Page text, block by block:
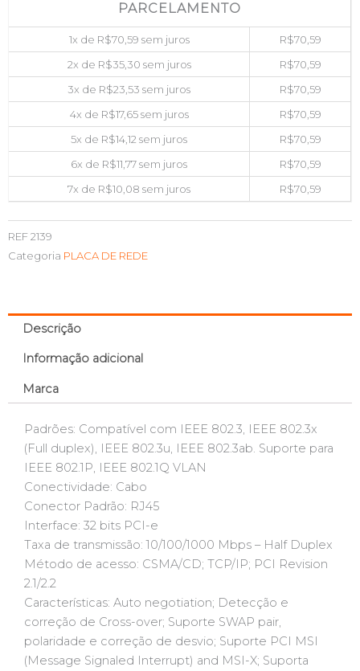
DP-
quantidade
PARCELAMENTO
1x de R$70,59 sem juros R$70,59
2x de R$35,30 sem juros R$70,59
3x de R$23,53 sem juros R$70,59
4x de R$17,65sem juros R$70,59
5x de R$14,12sem juros R$70,59
6x de R$11,77sem juros R$70,59
7x de R$10,08 sem juros R$70,59
REF2139
Categoria PLACA DE REDE
Descrição
Informação adicional
Marca
Padrões: Compatível com IEEE 802.3, IEEE 802.3x
(Full duplex), IEEE 802.3u, IEEE 802.3ab. Suporte para
IEEE 802.1P, IEEE 802.1Q VLAN
Conectividade: Cabo
Conector Padrão: RJ45
Interface: 32 bits PCI-e
Taxa de transmissão: 10/100/1000 Mbps – Half Duplex
Método de acesso: CSMA/CD; TCP/IP; PCI Revision
2.1/2.2
Características: Auto negotiation; Detecção e
correção de Cross-over; Suporte SWAP pair,
polaridade e correção de desvio; Suporte PCI MSI
(Message Signaled Interrupt) and MSI-X; Suporta